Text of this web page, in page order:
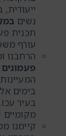
נשים
תכנית
עורף
הרחבנו
בימים
בעיר
מקומיים
קיימנו